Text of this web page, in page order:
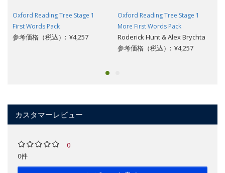
Oxford Reading Tree Stage 1
First Words Pack
参考価格（税込）: ¥4,257
Oxford Reading Tree Stage 1
More First Words Pack
Roderick Hunt & Alex Brychta
参考価格（税込）: ¥4,257
カスタマーレビュー
0
0件